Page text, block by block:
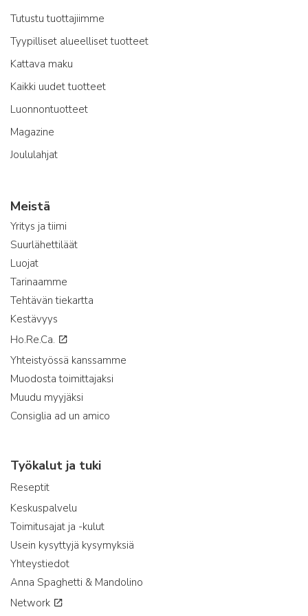
Tutustu tuottajiimme
Tyypilliset alueelliset tuotteet
Kattava maku
Kaikki uudet tuotteet
Luonnontuotteet
Magazine
Joululahjat
Meistä
Yritys ja tiimi
Suurlähettiläät
Luojat
Tarinaamme
Tehtävän tiekartta
Kestävyys
Ho.Re.Ca.
Yhteistyössä kanssamme
Muodosta toimittajaksi
Muudu myyjäksi
Consiglia ad un amico
Työkalut ja tuki
Reseptit
Keskuspalvelu
Toimitusajat ja -kulut
Usein kysyttyjä kysymyksiä
Yhteystiedot
Anna Spaghetti & Mandolino
Network